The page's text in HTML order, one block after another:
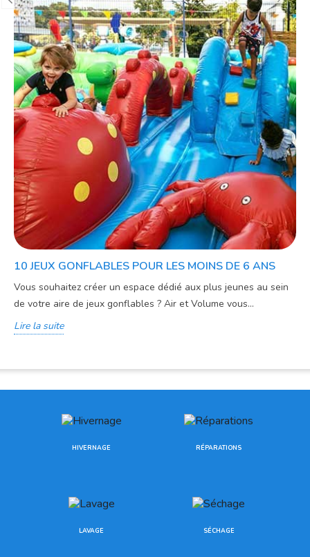
10 JEUX GONFLABLES POUR LES MOINS DE 6 ANS
Vous souhaitez créer un espace dédié aux plus jeunes au sein
de votre aire de jeux gonflables ? Air et Volume vous...
Lire la suite
HIVERNAGE RÉPARATIONS
LAVAGE SÉCHAGE